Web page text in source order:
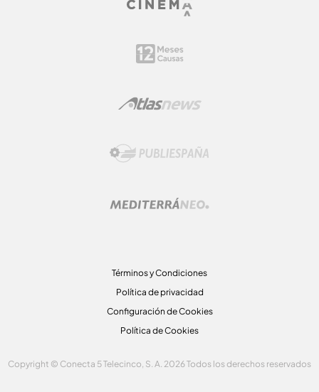
Términos y Condiciones
Política de privacidad
Configuración de Cookies
Política de Cookies
Copyright © Conecta 5 Telecinco, S. A. 2026 Todos los derechos reservados